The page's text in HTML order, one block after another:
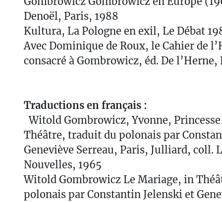
Denoël, Paris, 1988
Kultura, La Pologne en exil, Le Débat
Avec Dominique de Roux, le Cahier de
consacré à Gombrowicz, éd. De l’Herne,
Traductions en français :
Witold Gombrowicz, Yvonne,
Théâtre, traduit du polonais par
Geneviève Serreau, Paris, Julliard, coll.
Nouvelles, 1965
Witold Gombrowicz Le Mariage, in
polonais par Constantin Jelenski et